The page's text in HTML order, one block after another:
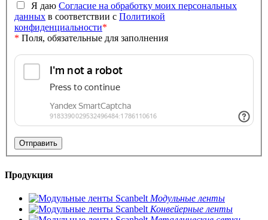
Я даю Согласие на обработку моих персональных
данных в соответствии с Политикой
конфиденциальности*
* Поля, обязательные для заполнения
Продукция
Модульные ленты
Конвейерные ленты